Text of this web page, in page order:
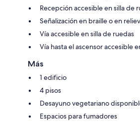
Recepción accesible en silla de
Señalización en braille o en
Vía accesible en silla de ruedas
Vía hasta el ascensor accesible
Más
1 edificio
4 pisos
Desayuno vegetariano
Espacios para fumadores